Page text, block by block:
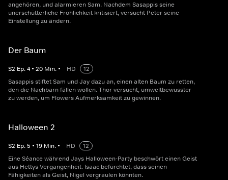
angehören, und alarmieren Sam. Nachdem Sasappis seine
unerschütterliche Fröhlichkeit kritisiert, versucht Peter seine
Einstellung zu ändern.
Der Baum
S2 Ep.4 • 20 Min. • HD
12
Sasappis stiftet Sam und Jay dazu an, einen alten Baum zu retten,
den die Nachbarn fällen wollen. Thor versucht, umweltbewusster
zu werden, um Flowers Aufmerksamkeit zu gewinnen.
Halloween 2
S2 Ep.5 • 19 Min. • HD
12
Eine Séance während Jays Halloween-Party beschwört einen Geist
aus Hettys Vergangenheit. Isaac befürchtet, dass seinen
Fähigkeiten als Geist, Nigel vergraulen könnten.